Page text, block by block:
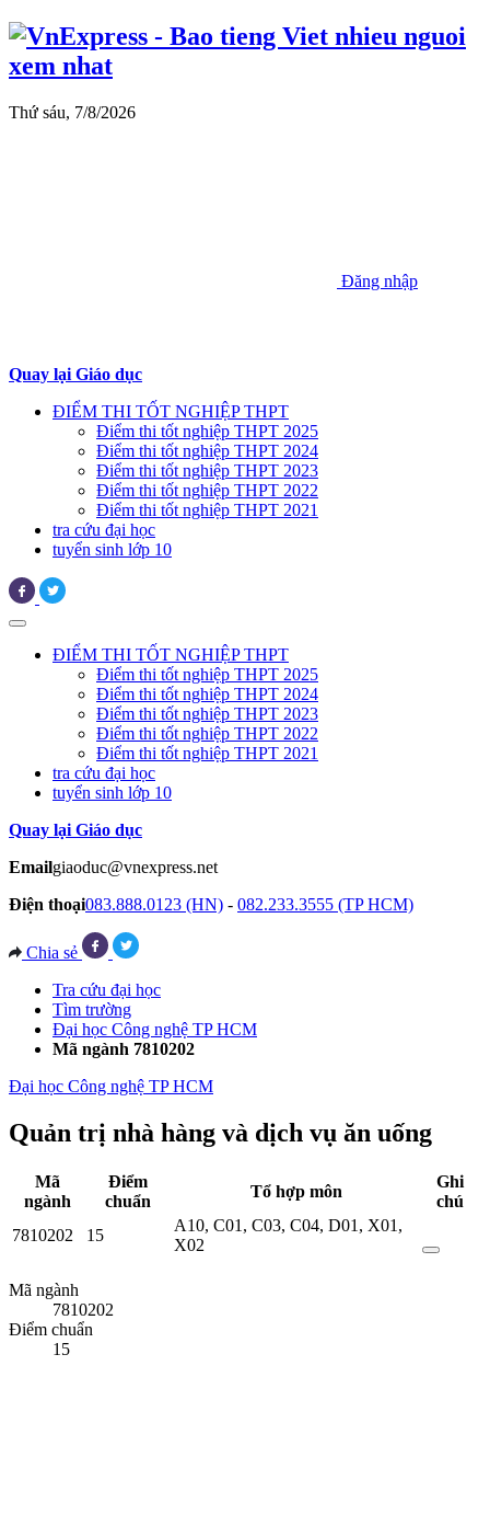
Thứ sáu, 7/8/2026
Đăng nhập
Quay lại Giáo dục
ĐIỂM THI TỐT NGHIỆP THPT
Điểm thi tốt nghiệp THPT 2025
Điểm thi tốt nghiệp THPT 2024
Điểm thi tốt nghiệp THPT 2023
Điểm thi tốt nghiệp THPT 2022
Điểm thi tốt nghiệp THPT 2021
tra cứu đại học
tuyển sinh lớp 10
ĐIỂM THI TỐT NGHIỆP THPT
Điểm thi tốt nghiệp THPT 2025
Điểm thi tốt nghiệp THPT 2024
Điểm thi tốt nghiệp THPT 2023
Điểm thi tốt nghiệp THPT 2022
Điểm thi tốt nghiệp THPT 2021
tra cứu đại học
tuyển sinh lớp 10
Quay lại Giáo dục
Emailgiaoduc@vnexpress.net
Điện thoại083.888.0123 (HN) - 082.233.3555 (TP HCM)
Chia sẻ
Tra cứu đại học
Tìm trường
Đại học Công nghệ TP HCM
Mã ngành 7810202
Đại học Công nghệ TP HCM
Quản trị nhà hàng và dịch vụ ăn uống
Mã
ngành
Điểm
chuẩn
Tổ hợp môn
Ghi
chú
7810202
15
A10, C01, C03, C04, D01, X01,
X02
Mã ngành
7810202
Điểm chuẩn
15